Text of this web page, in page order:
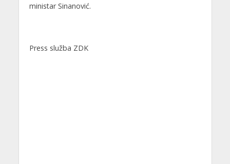
ministar Sinanović.
Press služba ZDK